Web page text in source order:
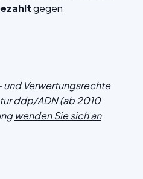
gegen
Verwertungsrechte
ddp/ADN (ab 2010
wenden Sie sich an